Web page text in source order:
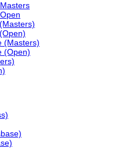
(Masters)
(Open)